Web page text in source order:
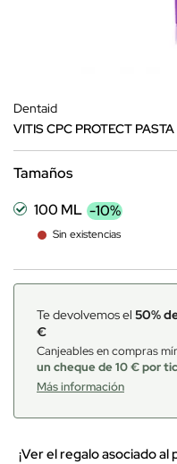
Dentaid
VITIS CPC PROTECT
Tamaños
100 ML -10%
Sin existencias
Te devolvemos el 50%
€
Canjeables en compras
un cheque de 10 € por
Más información
¡Ver el regalo asociado